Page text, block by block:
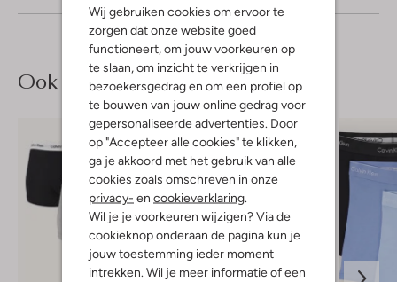
Wij gebruiken cookies om ervoor te
zorgen dat onze website goed
functioneert, om jouw voorkeuren op
te slaan, om inzicht te verkrijgen in
bezoekersgedrag en om een profiel op
te bouwen van jouw online gedrag voor
gepersonaliseerde advertenties. Door
op "Accepteer alle cookies" te klikken,
ga je akkoord met het gebruik van alle
cookies zoals omschreven in onze
privacy- en cookieverklaring
Wil je je voorkeuren wijzigen? Via de
cookieknop onderaan de pagina kun je
jouw toestemming ieder moment
intrekken. Wil je meer informatie of een
Ook iets voor jou?